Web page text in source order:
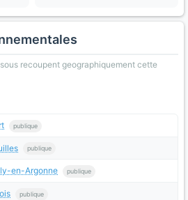
recoupent geographiquement cette
publique
publique
en-Argonne publique
publique